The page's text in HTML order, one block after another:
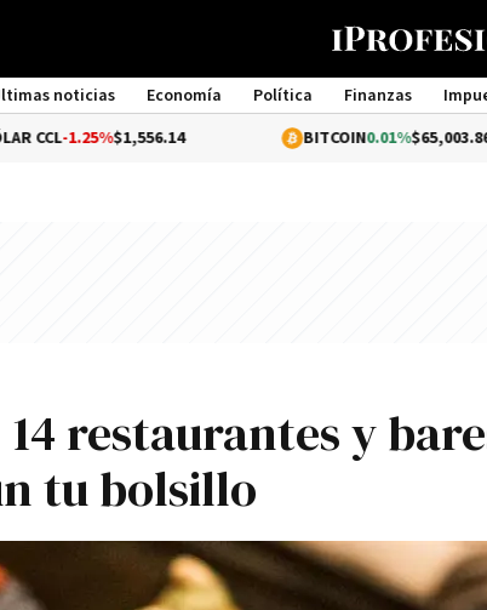
noticias Economía Política Finanzas
$1,556.14 0.01%$65,003.86
restaurantes y
tu bolsillo